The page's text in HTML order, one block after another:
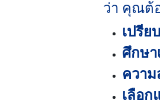
ว่า คุณต้
เปรีย
ศึกษา
ความ
เลือ